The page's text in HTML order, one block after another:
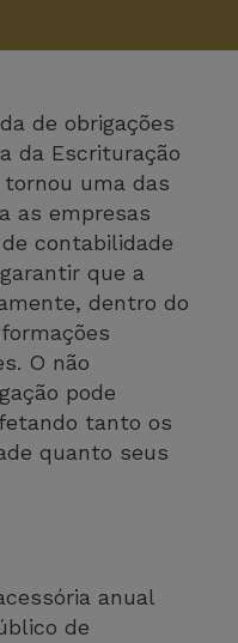
de obrigações
da Escrituração
tornou uma das
as empresas
contabilidade
que a
dentro do
O não
pode
tanto os
quanto seus
anual
de